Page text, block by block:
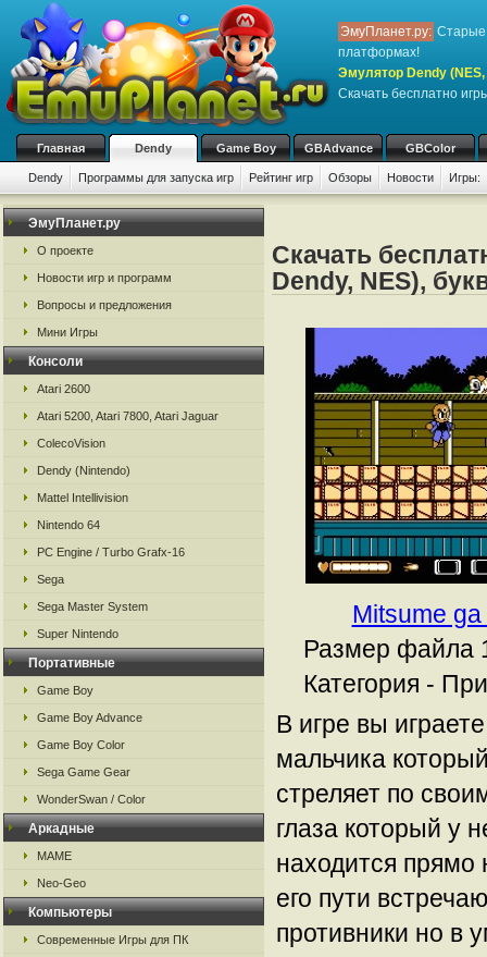
ЭмуПланет.ру: Старые
платформах!
Эмулятор Dendy
Скачать бесплатно
Главная Dendy Game Boy GBAdvance GBColor
Dendy Программы для запуска игр Рейтинг игр Обзоры Новости Игры:
ЭмуПланет.ру
О проекте
Новости игр и программ
Вопросы и предложения
Мини Игры
Консоли
Atari 2600
Atari 5200, Atari 7800, Atari Jaguar
ColecoVision
Dendy (Nintendo)
Mattel Intellivision
Nintendo 64
PC Engine / Turbo Grafx-16
Sega
Sega Master System
Super Nintendo
Портативные
Game Boy
Game Boy Advance
Game Boy Color
Sega Game Gear
WonderSwan / Color
Аркадные
MAME
Neo-Geo
Компьютеры
Современные Игры для ПК
Скачать
Dendy, NES),
Mitsume ga
Размер файла
Категория -
В игре вы
мальчика
стреляет по
глаза который у
находится прямо
его пути
противники но в